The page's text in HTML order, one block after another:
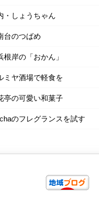
・しょうちゃん
台のつばめ
根岸の「おかん」
ミヤ酒場で軽食を
亭の可愛い和菓子
のフレグランスを試す